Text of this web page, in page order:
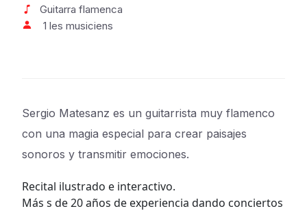
Guitarra flamenca
1 les musiciens
Sergio Matesanz es un guitarrista muy flamenco
con una magia especial para crear paisajes
sonoros y transmitir emociones.
Recital ilustrado e interactivo.
Más s de 20 años de experiencia dando conciertos